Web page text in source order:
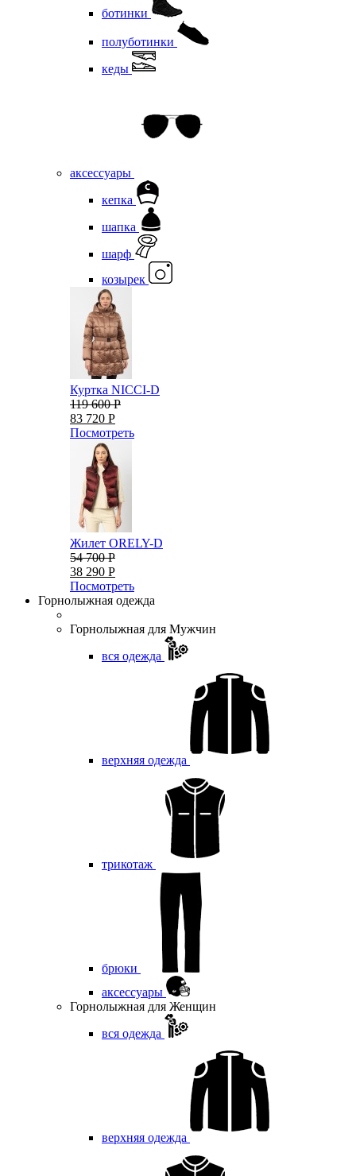
ботинки
полуботинки
кеды
аксессуары
кепка
шапка
шарф
козырек
Куртка NICCI-D
119 600 Р
83 720 Р
Посмотреть
Жилет ORELY-D
54 700 Р
38 290 Р
Посмотреть
Горнолыжная одежда
Горнолыжная для Мужчин
вся одежда
верхняя одежда
трикотаж
брюки
аксессуары
Горнолыжная для Женщин
вся одежда
верхняя одежда